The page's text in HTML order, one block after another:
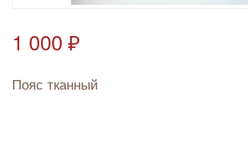
1 000 ₽
Пояс тканный